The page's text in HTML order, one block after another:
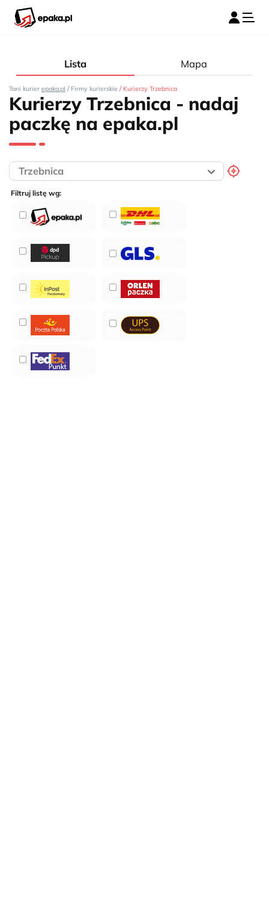
Lista Mapa
Tani kurier epaka.pl / Firmy kurierskie / Kurierzy Trzebnica
Kurierzy Trzebnica - nadaj
paczkę na epaka.pl
Filtruj listę wg: